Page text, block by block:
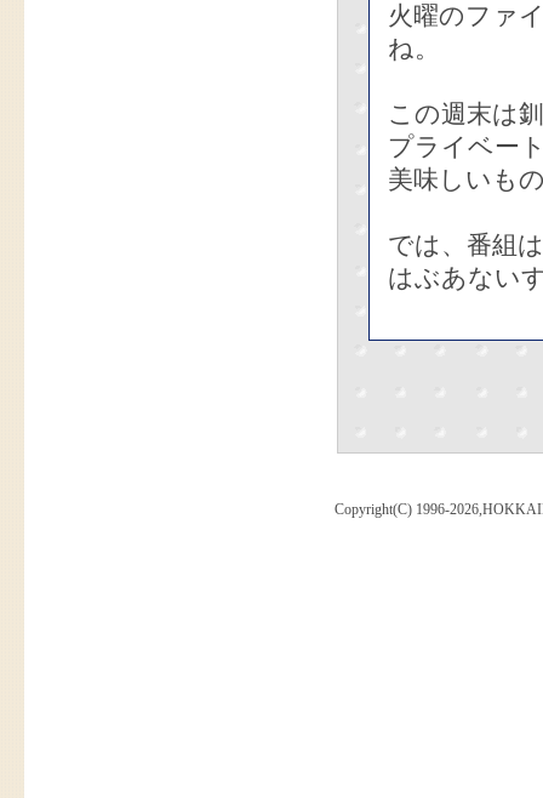
火曜のファ
ね。
この週末は
プライベー
美味しいも
では、番組
はぶあない
Copyright(C) 1996-